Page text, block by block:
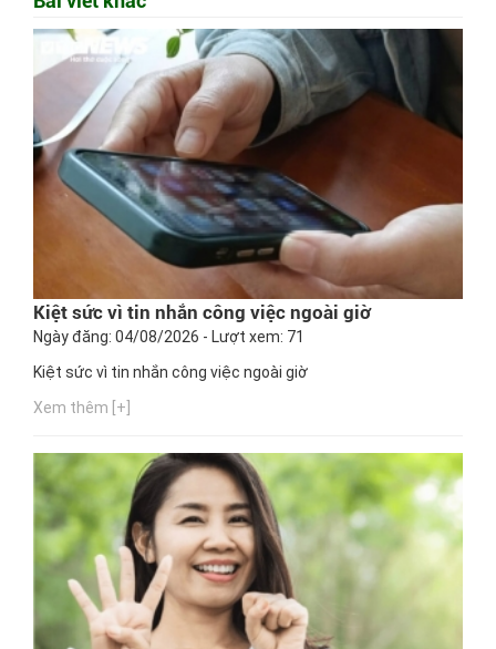
Kiệt sức vì tin nhắn công việc ngoài giờ
Ngày đăng: 04/08/2026 - Lượt xem: 71
Kiệt sức vì tin nhắn công việc ngoài giờ
Xem thêm [+]